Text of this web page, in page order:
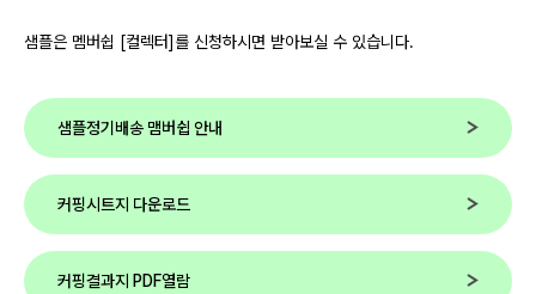
샘플은 멤버쉽 [컬렉터]를 신청하시면 받아보실 수 있습니다.
샘플정기배송 맴버쉽 안내
커핑시트지 다운로드
커핑결과지 PDF열람